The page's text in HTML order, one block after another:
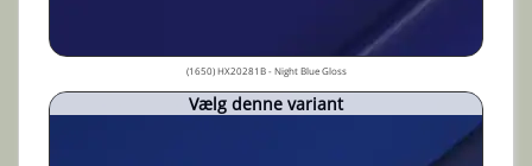
(1650) HX20281B - Night Blue Gloss
Vælg denne variant